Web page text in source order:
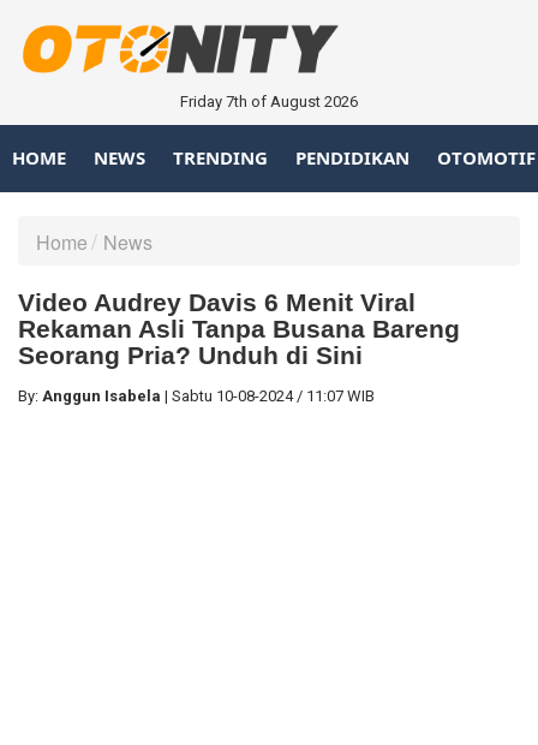
Friday 7th of August 2026
HOME NEWS TRENDING PENDIDIKAN OTOMOTIF
Home News
Video Audrey Davis 6 Menit Viral
Rekaman Asli Tanpa Busana Bareng
Seorang Pria? Unduh di Sini
By: Anggun Isabela | Sabtu 10-08-2024 / 11:07 WIB